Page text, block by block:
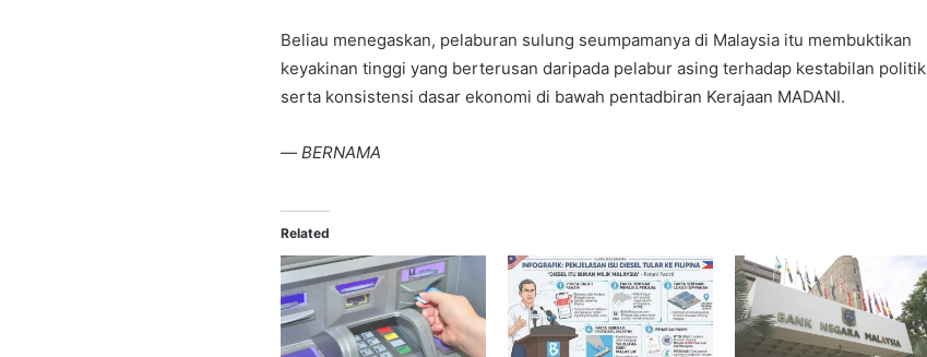
Beliau menegaskan, pelaburan sulung seumpamanya di Malaysia itu membuktikan
keyakinan tinggi yang berterusan daripada pelabur asing terhadap kestabilan politik
serta konsistensi dasar ekonomi di bawah pentadbiran Kerajaan MADANI.
— BERNAMA
Related